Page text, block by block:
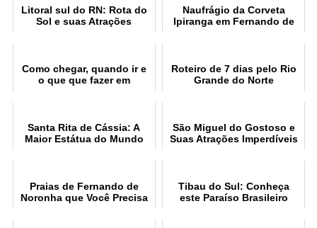
Litoral sul do RN: Rota do
Sol e suas Atrações
Naufrágio da Corveta
Ipiranga em Fernando de
Como chegar, quando ir e
o que que fazer em
Roteiro de 7 dias pelo Rio
Grande do Norte
Santa Rita de Cássia: A
Maior Estátua do Mundo
São Miguel do Gostoso e
Suas Atrações Imperdíveis
Praias de Fernando de
Noronha que Você Precisa
Tibau do Sul: Conheça
este Paraíso Brasileiro